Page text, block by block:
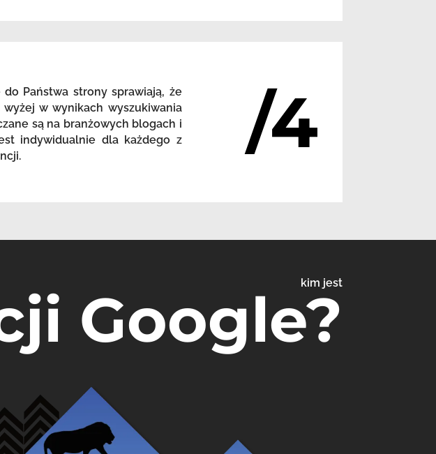
Państwa strony sprawiają, że
w wynikach wyszukiwania
są na branżowych blogach i
indywidualnie dla każdego z
/4
kim jest
Google?